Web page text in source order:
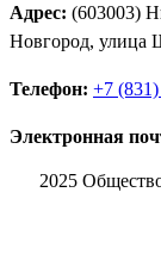
Адрес: (603003)
Новгород, улица
Телефон: +7
Электронная
2025